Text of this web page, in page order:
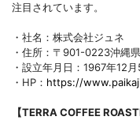
注目されています。
・社名：株式会社ジュネ
・住所：〒901-0223沖縄
・設立年月日：1967年12月
・HP： https://
【TERRA COFFEE